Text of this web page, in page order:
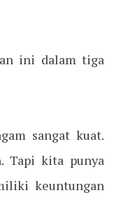
ini dalam tiga
sangat kuat.
Tapi kita punya
keuntungan